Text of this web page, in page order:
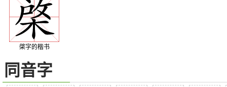
棨字的楷书
同音字